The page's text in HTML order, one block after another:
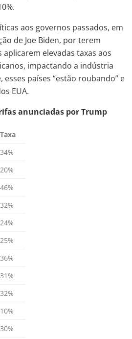
aos governos passados, em
de Joe Biden, por terem
elevadas taxas aos
impactando a indústria
esses países “estão roubando” e
EUA.
anunciadas por Trump
Taxa
34%
20%
46%
32%
24%
25%
36%
31%
32%
10%
30%